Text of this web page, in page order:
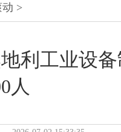
动 >
利工业设
人